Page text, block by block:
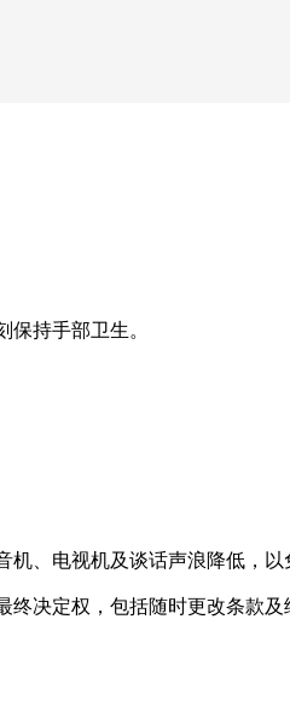
保持手部卫生。
、电视机及谈话声浪降低，以
决定权，包括随时更改条款及